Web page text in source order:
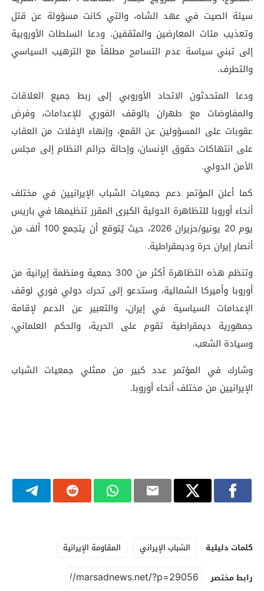
سيئة الصيت في عهد الشاه، والتي كانت مسؤولة عن قتل
وتعذيب مئات المعارضين والمثقفين. ودعا السلطات الأوروبية
إلى تبني سياسة عدم التسامح مطلقاً مع الترهيب السياسي
والتطرف.
ودعا المتحدثون الاتحاد الأوروبي إلى ربط جميع العلاقات
والمفاوضات مع طهران بالوقف الفوري للإعدامات، وفرض
عقوبات على المسؤولين عن القمع، وإنهاء الإفلات من العقاب
على انتهاكات حقوق الإنسان، وإحالة جرائم النظام إلى مجلس
الأمن الدولي.
كما أعلن المؤتمر دعم جمعيات الشباب الإيرانيين في مختلف
أنحاء أوروبا للتظاهرة الدولية الكبرى المقرر تنظيمها في باريس
يوم 20 يونيو/حزيران 2026، حيث يُتوقع أن يتجمع 100 ألف من
أنصار إيران حرة وديمقراطية.
وتنظم هذه التظاهرة أكثر من 300 جمعية ومنظمة إيرانية من
أوروبا وأميركا الشمالية، وستدعو إلى تحرك دولي فوري لوقف
الإعدامات السياسية في إيران، والتعبير عن الدعم لإقامة
جمهورية ديمقراطية تقوم على الحرية، والحكم العلماني،
وسيادة الشعب.
وشارك في المؤتمر عدد كبير من ممثلي جمعيات الشباب
الإيرانيين من مختلف أنحاء أوروبا.
كلمات دليلية الشباب الإيراني المقاومة الإيرانية
رابط مختصر